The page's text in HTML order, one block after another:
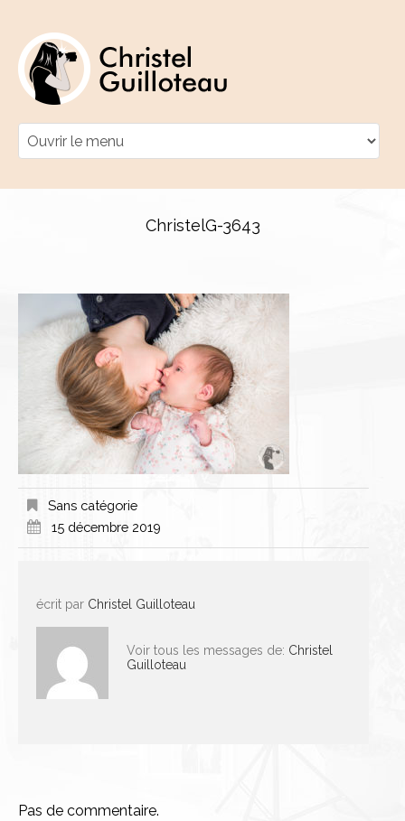
ChristelG-3643
Sans catégorie
15 décembre 2019
écrit par Christel Guilloteau
Voir tous les messages de: Christel
Guilloteau
Pas de commentaire.